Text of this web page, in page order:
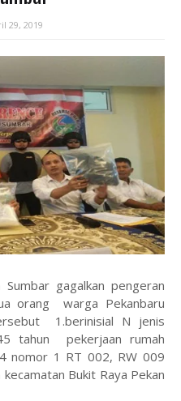
29, 2019
gagalkan pengeran
orang warga Pekanbaru
1.berinisial N jenis
tahun pekerjaan rumah
nomor 1 RT 002, RW 009
Bukit Raya Pekan